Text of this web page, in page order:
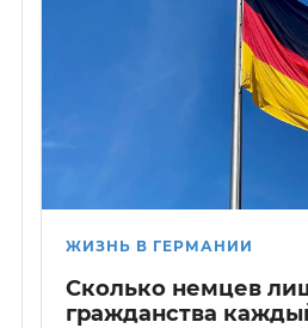
ЖИЗНЬ В ГЕРМАНИИ
Сколько немцев
гражданства